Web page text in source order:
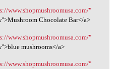
www.shopmushroomusa.com/"
Chocolate Bar</a>
www.shopmushroomusa.com/"
mushrooms</a>
www.shopmushroomusa.com/"